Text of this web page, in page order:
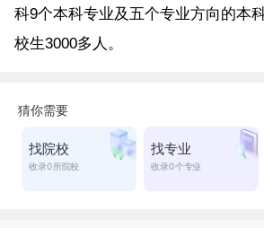
科9个本科专业及五个专业方向的本
校生3000多人。